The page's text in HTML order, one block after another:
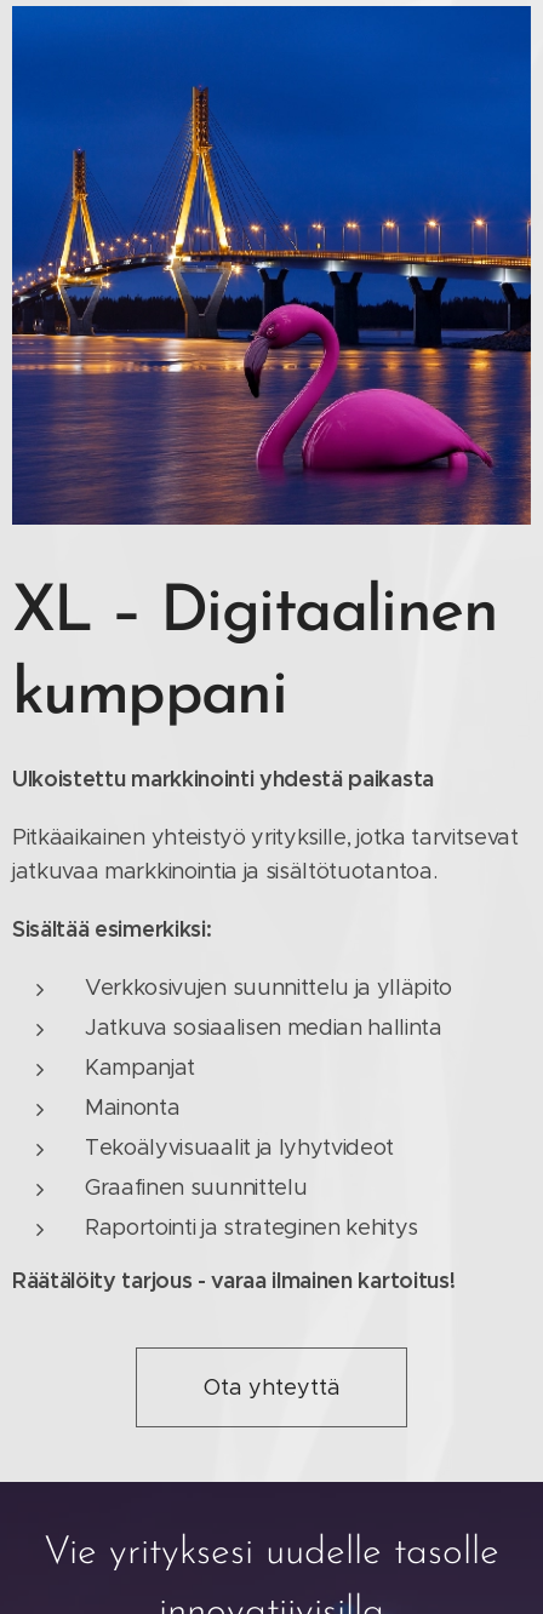
XL – Digitaalinen
kumppani
Ulkoistettu markkinointi yhdestä paikasta
Pitkäaikainen yhteistyö yrityksille, jotka tarvitsevat
jatkuvaa markkinointia ja sisältötuotantoa.
Sisältää esimerkiksi:
Verkkosivujen suunnittelu ja ylläpito
Jatkuva sosiaalisen median hallinta
Kampanjat
Mainonta
Tekoälyvisuaalit ja lyhytvideot
Graafinen suunnittelu
Raportointi ja strateginen kehitys
Räätälöity tarjous - varaa ilmainen kartoitus!
Ota yhteyttä
Vie yrityksesi uudelle tasolle